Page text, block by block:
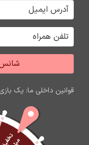
خانه شارژر و کابل شارژر
شانس
قوانین داخلی ما: یک بازی